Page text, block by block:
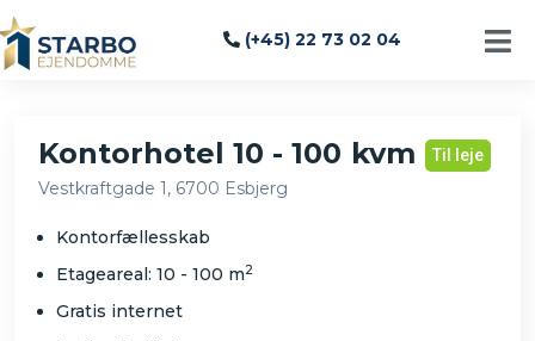
(+45) 22 73 02 04
Kontorhotel 10 - 100 kvm Til leje
Vestkraftgade 1, 6700 Esbjerg
Kontorfællesskab
Etageareal: 10 - 100 m2
Gratis internet